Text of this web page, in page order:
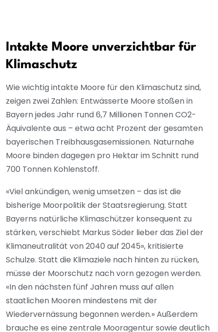
Intakte Moore unverzichtbar für
Klimaschutz
Wie wichtig intakte Moore für den Klimaschutz sind,
zeigen zwei Zahlen: Entwässerte Moore stoßen in
Bayern jedes Jahr rund 6,7 Millionen Tonnen CO2-
Äquivalente aus – etwa acht Prozent der gesamten
bayerischen Treibhausgasemissionen. Naturnahe
Moore binden dagegen pro Hektar im Schnitt rund
700 Tonnen Kohlenstoff.
«Viel ankündigen, wenig umsetzen – das ist die
bisherige Moorpolitik der Staatsregierung. Statt
Bayerns natürliche Klimaschützer konsequent zu
stärken, verschiebt Markus Söder lieber das Ziel der
Klimaneutralität von 2040 auf 2045», kritisierte
Schulze. Statt die Klimaziele nach hinten zu rücken,
müsse der Moorschutz nach vorn gezogen werden.
«In den nächsten fünf Jahren muss auf allen
staatlichen Mooren mindestens mit der
Wiedervernässung begonnen werden.» Außerdem
brauche es eine zentrale Mooragentur sowie deutlich